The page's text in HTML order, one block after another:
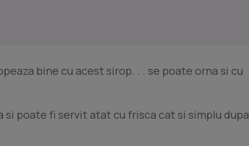
bine cu acest sirop. . . se poate orna si cu
poate fi servit atat cu frisca cat si simplu dupa